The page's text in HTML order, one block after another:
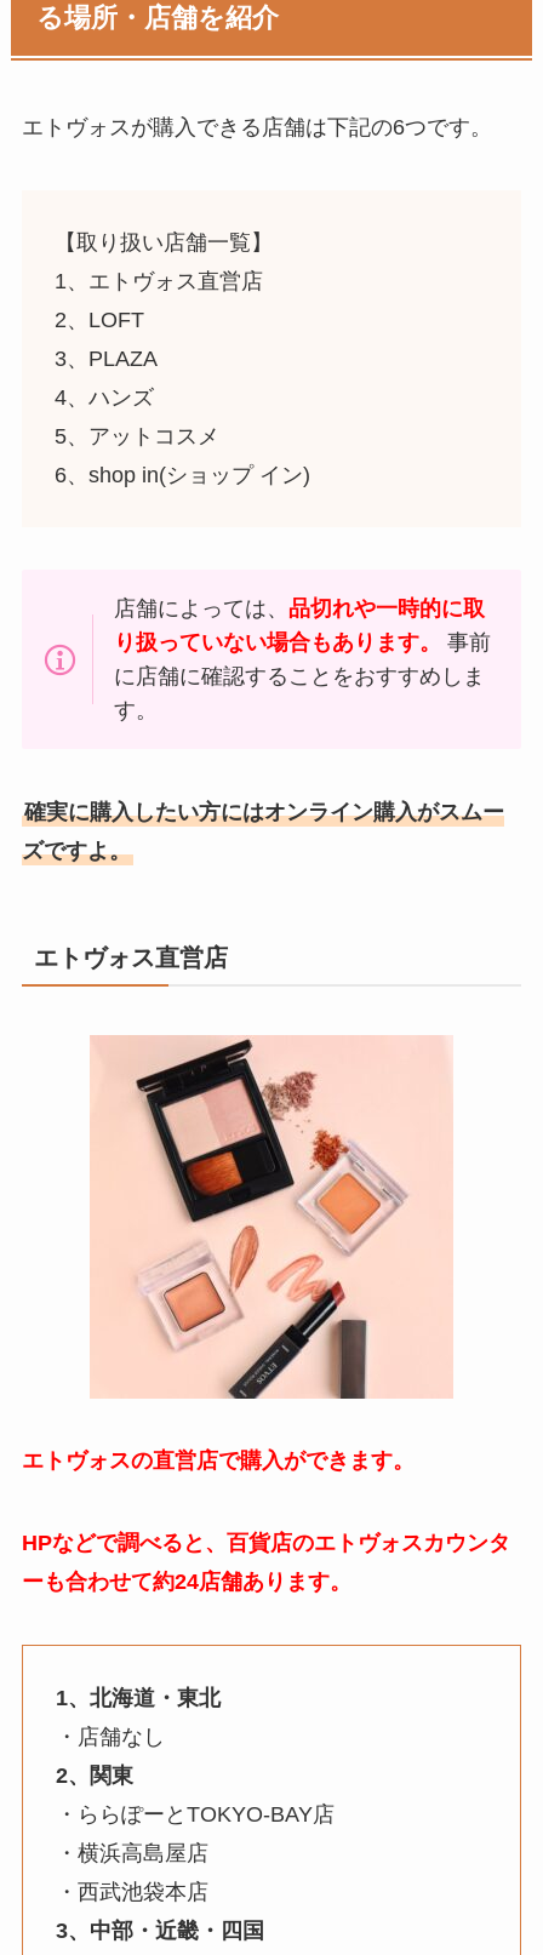
る場所・店舗を紹介
エトヴォスが購入できる店舗は下記の6つです。
【取り扱い店舗一覧】
1、エトヴォス直営店
2、LOFT
3、PLAZA
4、ハンズ
5、アットコスメ
6、shop in(ショップ イン)
店舗によっては、 品切れや一時的に取
り扱っていない場合もあります。事前
に店舗に確認することをおすすめしま
す。
確実に購入したい方にはオンライン購入がスムー
ズですよ。
エトヴォス直営店
エトヴォスの直営店で購入ができます。
HPなどで調べると、百貨店のエトヴォスカウンタ
ーも合わせて約24店舗あります。
1、北海道・東北
・店舗なし
2、関東
・ららぽーとTOKYO-BAY店
・横浜高島屋店
・西武池袋本店
3、中部・近畿・四国